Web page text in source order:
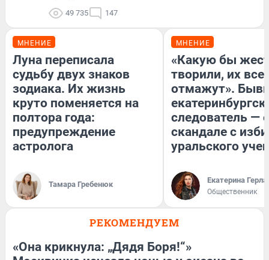
49 735 147
МНЕНИЕ
Луна переписала
судьбу двух знаков
зодиака. Их жизнь
круто поменяется на
полтора года:
предупреждение
астролога
Тамара Гребенюк
МНЕНИЕ
«Какую бы
творили, их
отмажут».
следователь —
скандале с
уральского
Екатерина
Общественник
РЕКОМЕНДУЕМ
«Она крикнула: „Дядя Боря!“»